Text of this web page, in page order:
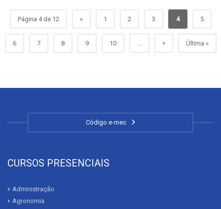
Página 4 de 12 « 1 2 3 4 5
6 7 8 9 10 ... » Última »
Código e-mec
CURSOS PRESENCIAIS
Administração
Agronomia